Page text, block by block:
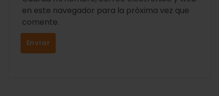
en este navegador para la próxima vez que
comente.